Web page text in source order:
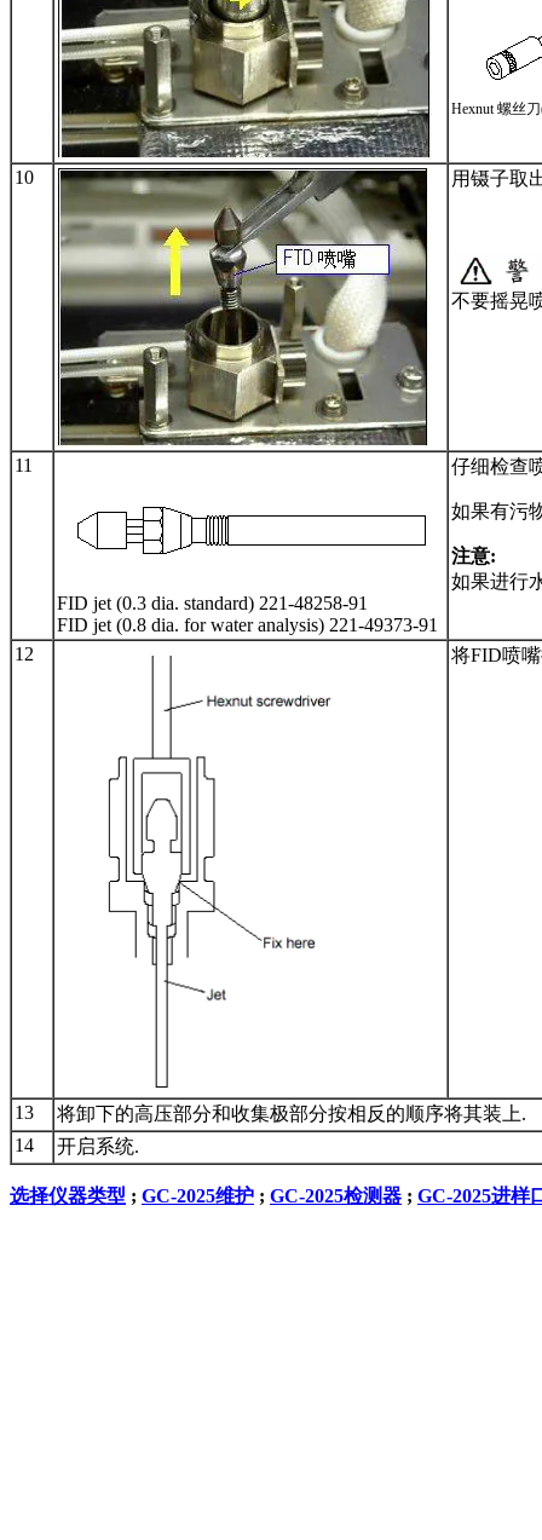
Hexnut 螺丝
10 用镊子取
不要摇晃
11
FID jet (0.3 dia. standard) 221-48258-91
FID jet (0.8 dia. for water analysis) 221-49373-91
仔细检查
如果有污
注意:
如果进行
12 将FID喷
13
将卸下的高压部分和收集极部分按相反的顺序将其装上.
14
开启系统.
选择仪器类型 ; GC-2025维护 ; GC-2025检测器 ; GC-2025进样